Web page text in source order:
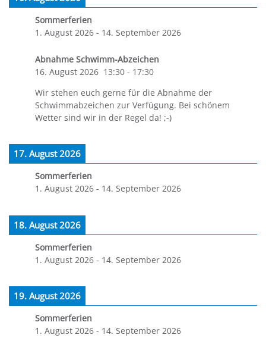
Sommerferien
1. August 2026 - 14. September 2026
Abnahme Schwimm-Abzeichen
16. August 2026 13:30 - 17:30
Wir stehen euch gerne für die Abnahme der
Schwimmabzeichen zur Verfügung. Bei schönem
Wetter sind wir in der Regel da! ;-)
17. August 2026
Sommerferien
1. August 2026 - 14. September 2026
18. August 2026
Sommerferien
1. August 2026 - 14. September 2026
19. August 2026
Sommerferien
1. August 2026 - 14. September 2026